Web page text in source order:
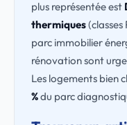
plus représentée est
thermiques
parc immobilier
rénovation sont
Les logements bien
%du parc